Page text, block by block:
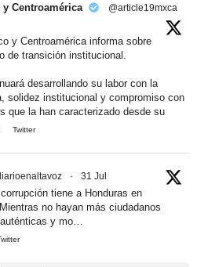
y Centroamérica
@article19mxca
y Centroamérica informa sobre
de transición institucional.
desarrollando su labor con la
solidez institucional y compromiso con
que la han caracterizado desde su
Twitter
· 31 Jul
tiene a Honduras en
no hayan más ciudadanos
y mo…